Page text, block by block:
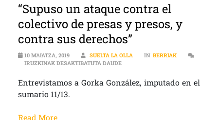
“Supuso un ataque contra el
colectivo de presas y presos, y
contra sus derechos”
10 MAIATZA, 2019 SUELTA LA OLLA IN BERRIAK
IRUZKINAK DESAKTIBATUTA DAUDE“SUPUSO UN ATAQUE CONTRA EL
Entrevistamos a Gorka González, imputado en el
sumario 11/13.
Read More